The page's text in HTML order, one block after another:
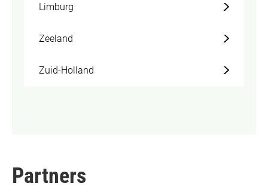
Limburg
Zeeland
Zuid-Holland
Partners